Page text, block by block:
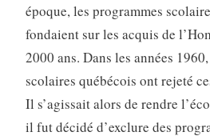
époque, les programmes
fondaient sur les acquis de
2000 ans. Dans les années
scolaires québécois ont rejeté
Il s’agissait alors de rendre
il fut décidé d’exclure des